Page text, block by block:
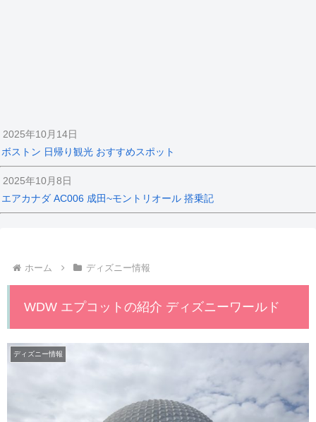
2025年10月14日
ボストン 日帰り観光 おすすめスポット
2025年10月8日
エアカナダ AC006 成田~モントリオール 搭乗記
ホーム ディズニー情報
WDW エプコットの紹介 ディズニーワールド
ディズニー情報